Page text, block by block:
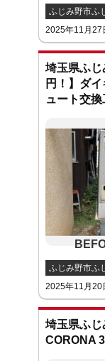
ふじみ野市ふ
2025年11月27
埼玉県ふ
円！】ダ
ュート交換
ふじみ野市ふ
2025年11月20
埼玉県ふじ
CORONA